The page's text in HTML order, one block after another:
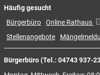
Bürgerbüro (Tel.: 04743 937-
Häufig gesucht
Bürgerbüro Online Rathaus
Stellenangebote